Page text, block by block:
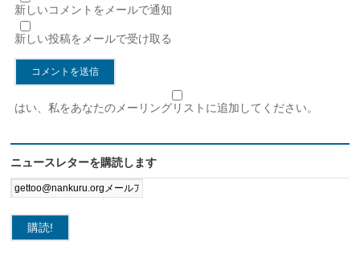
新しいコメントをメールで通知
新しい投稿をメールで受け取る
はい、私をあなたのメーリングリストに追加してください。
ニュースレターを購読します